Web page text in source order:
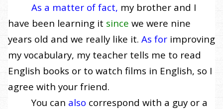
As a matter of fact, my brother and I
have been learning it since we were nine
years old and we really like it. As for improving
my vocabulary, my teacher tells me to read
English books or to watch films in English, so I
agree with your friend.
You can also correspond with a guy or a